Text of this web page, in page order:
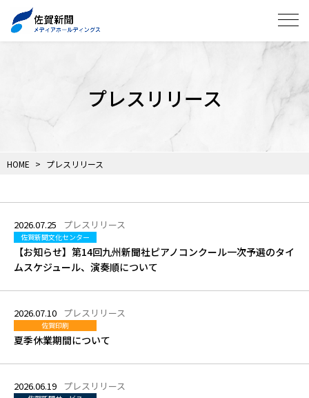
プレスリリース
HOME プレスリリース
2026.07.25 プレスリリース
佐賀新聞文化センター
【お知らせ】第14回九州新聞社ピアノコンクール一次予選のタイ
ムスケジュール、演奏順について
2026.07.10 プレスリリース
佐賀印刷
夏季休業期間について
2026.06.19 プレスリリース